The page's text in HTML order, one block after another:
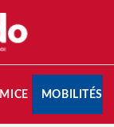
MICE MOBILITÉS